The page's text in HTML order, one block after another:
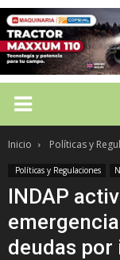
Inicio Políticas y
Políticas y Regulaciones
INDAP
deudas por